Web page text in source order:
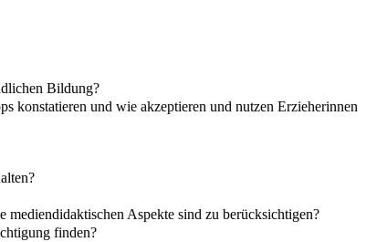
Bildung?
konstatieren und wie akzeptieren und nutzen Erzieherinnen
Aspekte sind zu berücksichtigen?
finden?